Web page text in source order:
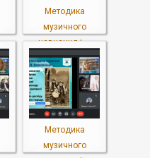
Методика
музичного
навчання і ...
Методика
музичного